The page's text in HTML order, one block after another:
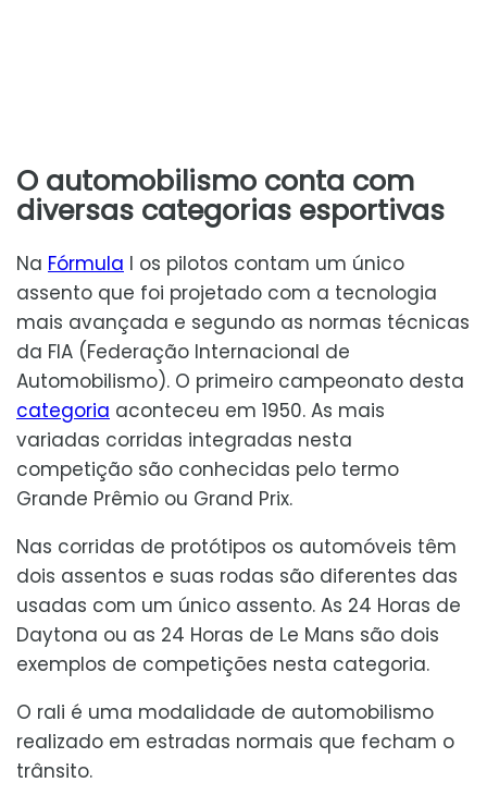
O automobilismo conta com
diversas categorias esportivas
Na Fórmula I os pilotos contam um único
assento que foi projetado com a tecnologia
mais avançada e segundo as normas técnicas
da FIA (Federação Internacional de
Automobilismo). O primeiro campeonato desta
categoria aconteceu em 1950. As mais
variadas corridas integradas nesta
competição são conhecidas pelo termo
Grande Prêmio ou Grand Prix.
Nas corridas de protótipos os automóveis têm
dois assentos e suas rodas são diferentes das
usadas com um único assento. As 24 Horas de
Daytona ou as 24 Horas de Le Mans são dois
exemplos de competições nesta categoria.
O rali é uma modalidade de automobilismo
realizado em estradas normais que fecham o
trânsito.